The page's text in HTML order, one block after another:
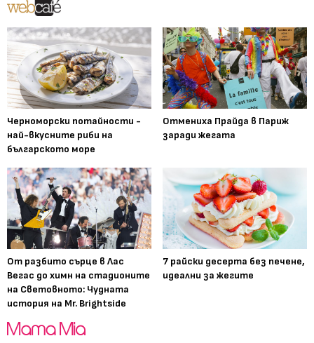
Черноморски потайности -
най-вкусните риби на
българското море
Отмениха Прайда в Париж
заради жегата
От разбито сърце в Лас
Вегас до химн на стадионите
на Световното: Чудната
история на Mr. Brightside
7 райски десерта без печене,
идеални за жегите